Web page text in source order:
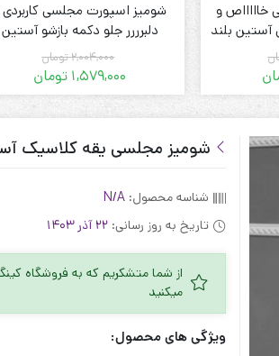
و
آستین بلند
شومیز اسپورت مجلسی کاربردی
دلبرررر جلو دکمه بازشو آستین
سرخود زنانه سایز بزرگ
2,004,000تومان
قیمت
اصلی:
بود.
1,579,000 تومان
قیمت
فعلی:
شومیز مجلسی یقه کلاسیک
شناسه محصول: N/A
تاریخ به روز رسانی: 22 آذر 1403
از شما متشکریم که به فروشگاه
میکنید
ویژگی های محصول: